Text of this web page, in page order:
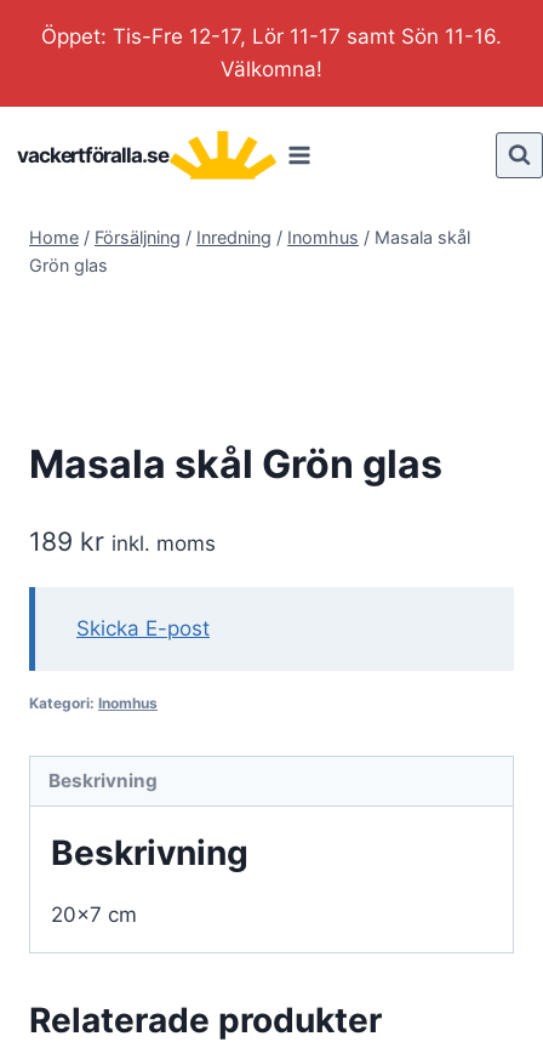
Öppet: Tis-Fre 12-17, Lör 11-17 samt Sön 11-16.
Välkomna!
vackertföralla.se
Home / Försäljning / Inredning / Inomhus / Masala skål
Grön glas
Masala skål Grön glas
189 kr inkl. moms
Skicka E-post
Kategori: Inomhus
Beskrivning
Beskrivning
20×7 cm
Relaterade produkter